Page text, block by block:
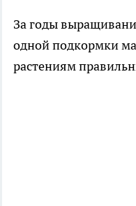
За годы
одной подкормки
растениям